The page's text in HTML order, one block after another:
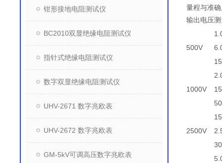
钳形接地电阻测试仪
BC2010双显绝缘电阻测试仪
指针式绝缘电阻测试仪
数字双显绝缘电阻测试仪
UHV-2671 数字兆欧表
UHV-2672 数字兆欧表
GM-5kV可调高压数字兆欧表
量程与准
输出电压
500V
1000V
2500V